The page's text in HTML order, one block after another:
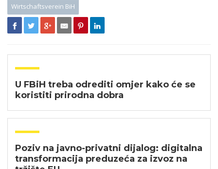
Wirtschaftsverein BiH
U FBiH treba odrediti omjer kako će se
koristiti prirodna dobra
Poziv na javno-privatni dijalog: digitalna
transformacija preduzeća za izvoz na